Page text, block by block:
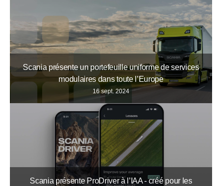
Scania présente un portefeuille uniforme de services
modulaires dans toute l’Europe
16 sept. 2024
Scania présente ProDriver à l’IAA - créé pour les